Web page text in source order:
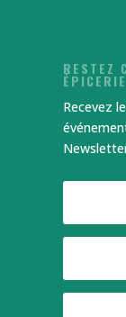
RESTEZ
ÉPICERIE
Recevez